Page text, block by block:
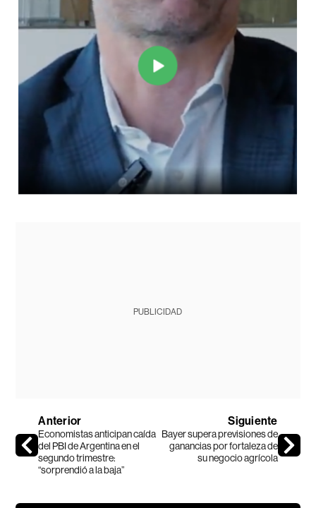
PUBLICIDAD
Anterior
Economistas anticipan caída
del PBI de Argentina en el
segundo trimestre:
“sorprendió a la baja”
Siguiente
Bayer supera previsiones de
ganancias por fortaleza de
su negocio agrícola